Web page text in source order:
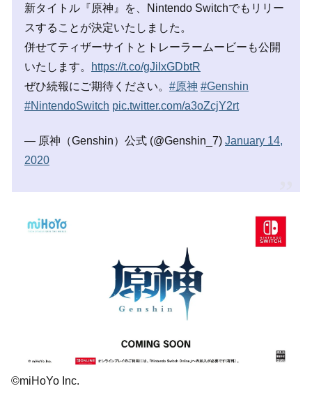
新タイトル『原神』を、Nintendo Switchでもリリー
スすることが決定いたしました。
併せてティザーサイトとトレーラームービーも公開
いたします。
https://t.co/gJiIxGDbtR
ぜひ続報にご期待ください。 #原神 #Genshin
#NintendoSwitch pic.twitter.com/a3oZcjY2rt
— 原神（Genshin）公式 (@Genshin_7) January 14,
2020
©miHoYo Inc.